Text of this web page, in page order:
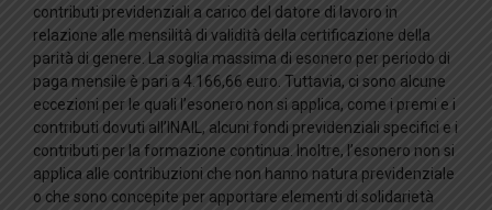
contributi previdenziali a carico del datore di lavoro in
relazione alle mensilità di validità della certificazione della
parità di genere. La soglia massima di esonero per periodo di
paga mensile è pari a 4.166,66 euro. Tuttavia, ci sono alcune
eccezioni per le quali l’esonero non si applica, come i premi e i
contributi dovuti all’INAIL, alcuni fondi previdenziali specifici e i
contributi per la formazione continua. Inoltre, l’esonero non si
applica alle contribuzioni che non hanno natura previdenziale
o che sono concepite per apportare elementi di solidarietà